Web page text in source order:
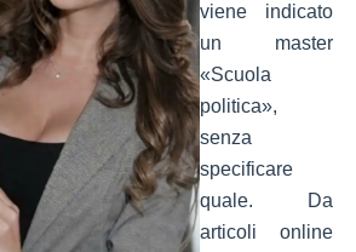
viene indicato
un master
«Scuola
politica»,
senza
specificare
quale. Da
articoli online